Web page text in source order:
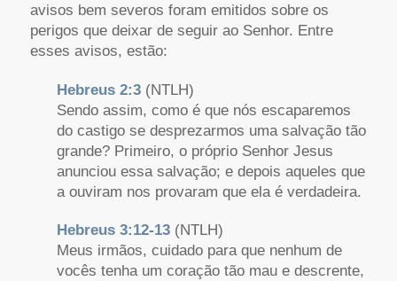
avisos bem severos foram emitidos sobre os
perigos que deixar de seguir ao Senhor. Entre
esses avisos, estão:
Hebreus 2:3(NTLH)
Sendo assim, como é que nós escaparemos
do castigo se desprezarmos uma salvação tão
grande? Primeiro, o próprio Senhor Jesus
anunciou essa salvação; e depois aqueles que
a ouviram nos provaram que ela é verdadeira.
Hebreus 3:12-13(NTLH)
Meus irmãos, cuidado para que nenhum de
vocês tenha um coração tão mau e descrente,